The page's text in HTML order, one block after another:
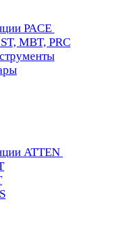
PACE
MBT, PRC
ATTEN